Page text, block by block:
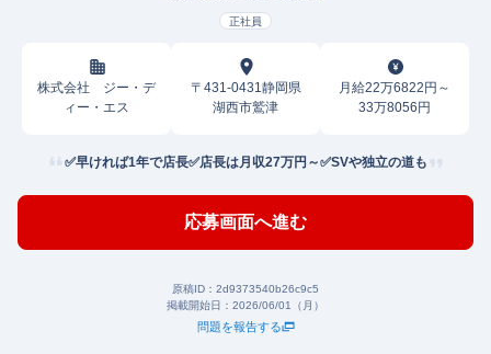
正社員
株式会社 ジー・デ
ィー・エス
〒431-0431静岡県
湖西市鷲津
月給22万6822円～
33万8056円
✅早ければ1年で店長✅店長は月収27万円～✅SVや独立の道も
応募画面へ進む
原稿ID： 2d9373540b26c9c5
掲載開始日： 2026/06/01（月）
問題を報告する